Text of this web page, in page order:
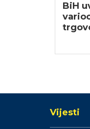
BiH
Vijesti